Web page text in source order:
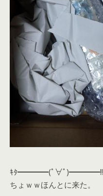
ｷﾀ━━━━(ﾟ∀ﾟ)━━━━!!
ちょｗｗほんとに来た。